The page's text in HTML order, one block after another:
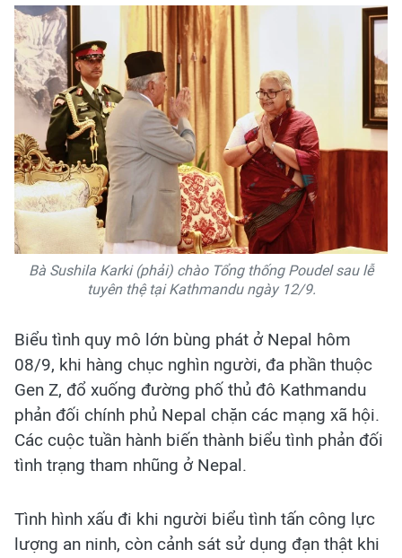
Bà Sushila Karki (phải) chào Tổng thống Poudel sau lễ
tuyên thệ tại Kathmandu ngày 12/9.
Biểu tình quy mô lớn bùng phát ở Nepal hôm
08/9, khi hàng chục nghìn người, đa phần thuộc
Gen Z, đổ xuống đường phố thủ đô Kathmandu
phản đối chính phủ Nepal chặn các mạng xã hội.
Các cuộc tuần hành biến thành biểu tình phản đối
tình trạng tham nhũng ở Nepal.
Tình hình xấu đi khi người biểu tình tấn công lực
lượng an ninh, còn cảnh sát sử dụng đạn thật khi